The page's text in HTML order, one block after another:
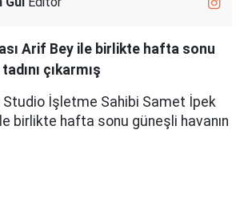
Arif Bey ile birlikte hafta sonu
çıkarmış
İşletme Sahibi Samet İpek
birlikte hafta sonu güneşli havanın